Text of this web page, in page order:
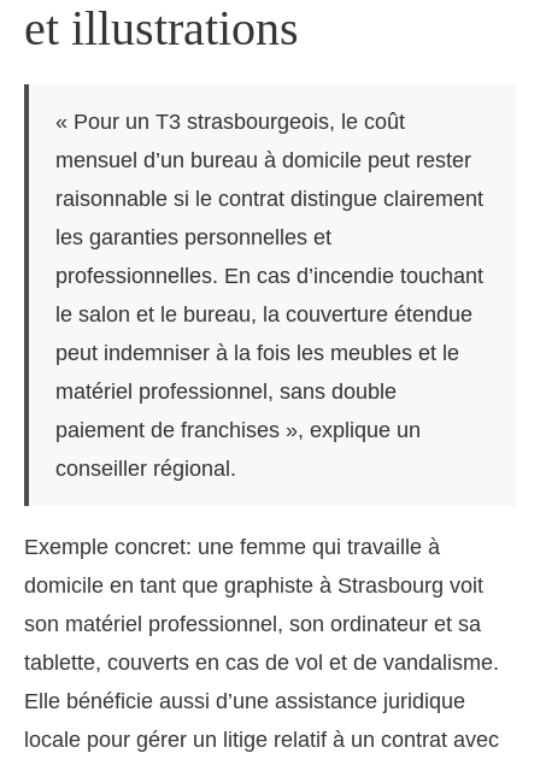
et illustrations
« Pour un T3 strasbourgeois, le coût
mensuel d’un bureau à domicile peut rester
raisonnable si le contrat distingue clairement
les garanties personnelles et
professionnelles. En cas d’incendie touchant
le salon et le bureau, la couverture étendue
peut indemniser à la fois les meubles et le
matériel professionnel, sans double
paiement de franchises », explique un
conseiller régional.
Exemple concret: une femme qui travaille à
domicile en tant que graphiste à Strasbourg voit
son matériel professionnel, son ordinateur et sa
tablette, couverts en cas de vol et de vandalisme.
Elle bénéficie aussi d’une assistance juridique
locale pour gérer un litige relatif à un contrat avec